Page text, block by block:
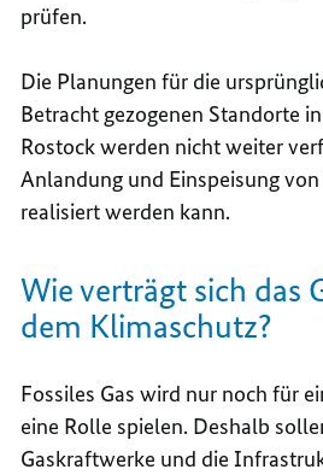
prüfen.
Die Planungen für die
Betracht gezogenen Standorte
Rostock werden nicht weiter
Anlandung und Einspeisung
realisiert werden kann.
Wie verträgt sich das
dem Klimaschutz?
Fossiles Gas wird nur noch für
eine Rolle spielen. Deshalb
Gaskraftwerke und die